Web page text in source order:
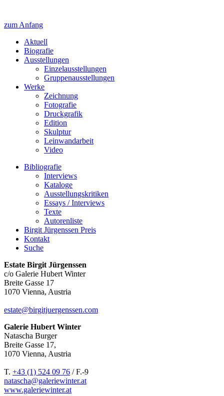
zum Anfang
Aktuell
Biografie
Ausstellungen
Einzelausstellungen
Gruppenausstellungen
Werke
Zeichnung
Fotografie
Druckgrafik
Edition
Skulptur
Leinwandarbeit
Video
Bibliografie
Interviews
Kataloge
Ausstellungskritiken
Essays / Interviews
Texte
Autorenliste
Birgit Jürgenssen Preis
Kontakt
Suche
Estate Birgit Jürgenssen
c/o Galerie Hubert Winter
Breite Gasse 17
1070 Vienna, Austria
estate@birgitjuergenssen.com
Galerie Hubert Winter
Natascha Burger
Breite Gasse 17,
1070 Vienna, Austria
T. +43 (1) 524 09 76 / F.-9
natascha@galeriewinter.at
www.galeriewinter.at